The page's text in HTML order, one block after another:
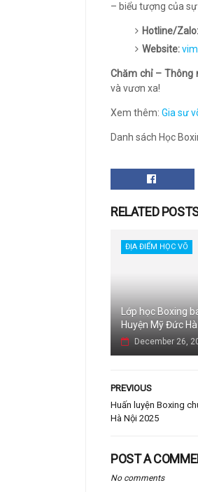
– biểu tượng của
Hotline/Zalo:
Website:
Chăm chỉ – Thông
và vươn xa!
Xem thêm: Gia sư
Danh sách Học
RELATED
ĐỊA ĐIỂM HỌC VÕ
Lớp học Boxing
Huyện Mỹ Đức
December 26,
PREVIOUS
Huấn luyện Boxing
Hà Nội 2025
POST A
No comments